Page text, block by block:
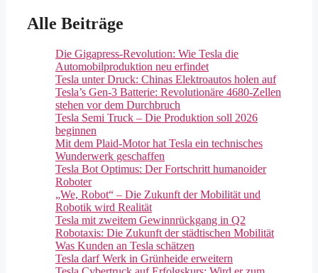
Alle Beiträge
Die Gigapress-Revolution: Wie Tesla die
Automobilproduktion neu erfindet
Tesla unter Druck: Chinas Elektroautos holen auf
Tesla’s Gen-3 Batterie: Revolutionäre 4680-Zellen
stehen vor dem Durchbruch
Tesla Semi Truck – Die Produktion soll 2026
beginnen
Mit dem Plaid-Motor hat Tesla ein technisches
Wunderwerk geschaffen
Tesla Bot Optimus: Der Fortschritt humanoider
Roboter
„We, Robot“ – Die Zukunft der Mobilität und
Robotik wird Realität
Tesla mit zweitem Gewinnrückgang in Q2
Robotaxis: Die Zukunft der städtischen Mobilität
Was Kunden an Tesla schätzen
Tesla darf Werk in Grünheide erweitern